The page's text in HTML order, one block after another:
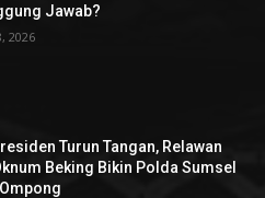
Jawab?
2026
Turun Tangan, Relawan
Beking Bikin Polda Sumsel